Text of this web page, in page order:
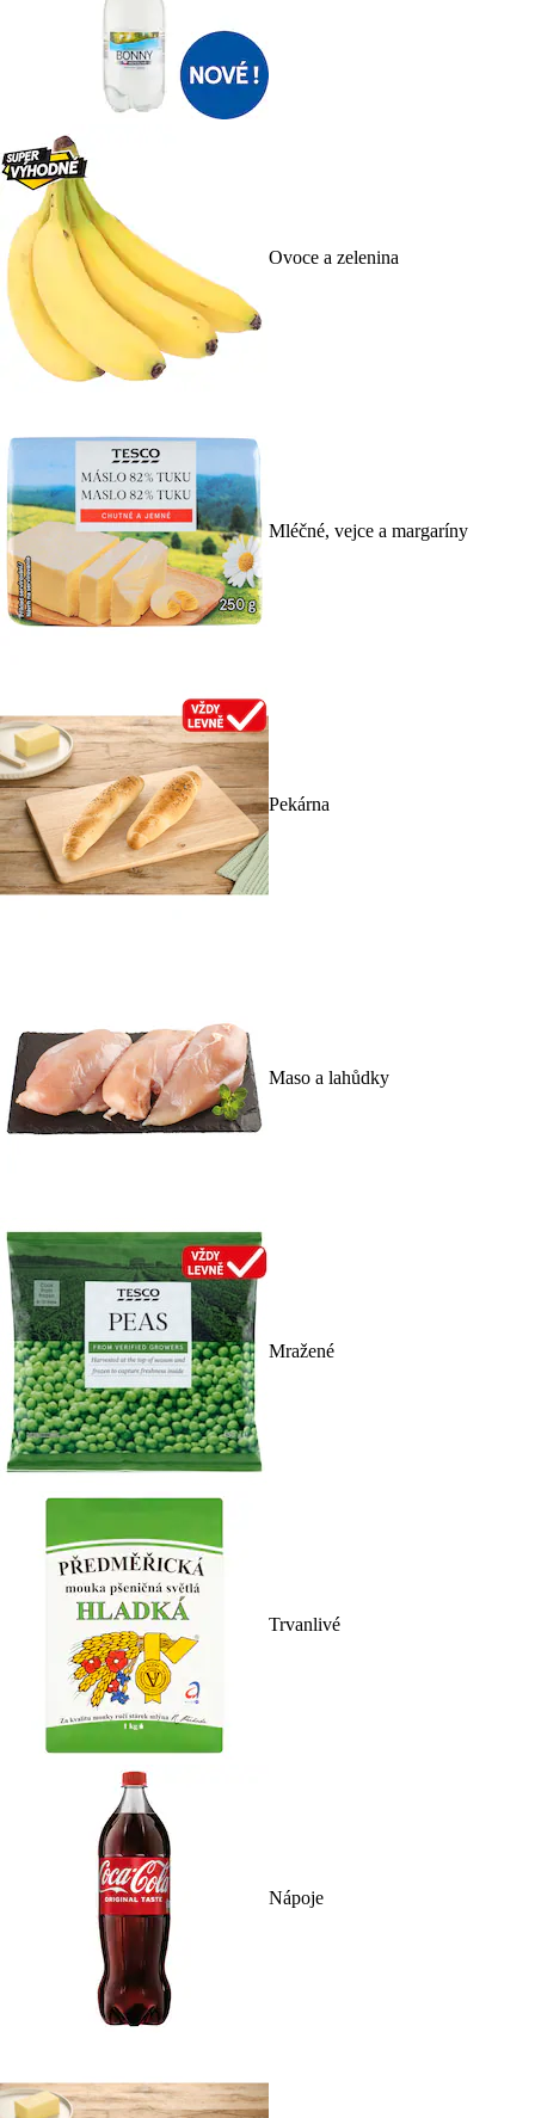
Ovoce a zelenina
Mléčné, vejce a margaríny
Pekárna
Maso a lahůdky
Mražené
Trvanlivé
Nápoje